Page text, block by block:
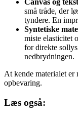
Canvas og
små tråde, der
tyndere. En
Syntetiske
miste elasticitet
for direkte
nedbrydningen.
At kende materialet
opbevaring.
Læs også: